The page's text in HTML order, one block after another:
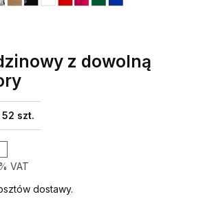
z dowolną
52 szt.
VAT
VAT
dostawy.